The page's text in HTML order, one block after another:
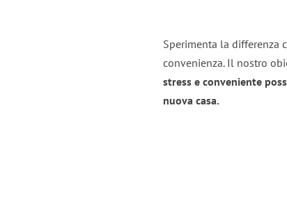
Sperimenta la differenza
convenienza. Il nostro
stress e conveniente
nuova casa.